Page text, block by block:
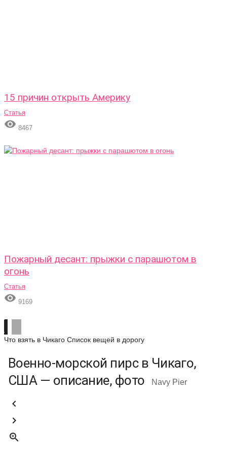
15 причин открыть Америку
Статья
 8467
Пожарный десант: прыжки с парашютом в
огонь
Статья
 9169
Что взять в Чикаго Список вещей в дорогу
Военно-морской пирс в Чикаго,
США — описание, фото
Navy Pier


